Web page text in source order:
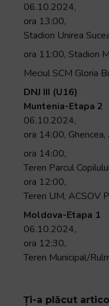
06.10.2024,
ora 13:00,
Stadion Unirea
ora 11:00, Stadion
Meciul SCM Gloria
DNJ III (U16)
Muntenia-Etapa 2
06.10.2024,
ora 14:00,
ora 14:00,
Teren Parcul
ora 12:00,
Teren UM, ACSOV
Moldova-Etapa 1
06.10.2024,
ora 12:30,
Teren Municipal/
Ți-a plăcut